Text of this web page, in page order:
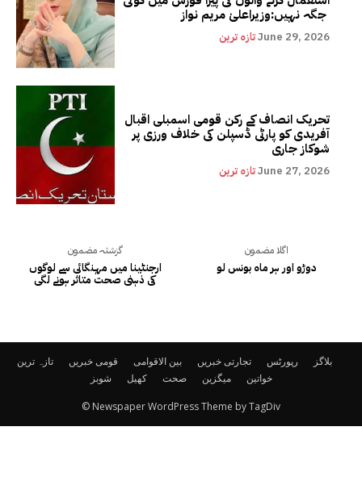
تازہ ترینJune 29, 2026
تحریک انصاف کے رکن قومی اسمبلی اقبال
آفریدی کو پارٹی ڈسپلن کی خلاف ورزی پر
شوکاز جاری
تازہ ترینJune 27, 2026
گزشتہ مضمون
ارجنٹینا میں مہنگائی سے لوگوں
کی ذہنی صحت متاثر ہونے لگی
اگلا مضمون
دوڑو اور ہر ماہ بونس لو
تازہ ترین قومی خبریں بین الاقوامی تجارتی خبریں رپورٹس
بلاگز
شوبز
کھیل صحت میگزین خواتین
© Newspaper WordPress Theme by TagDiv